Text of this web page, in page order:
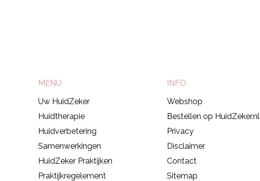
MENU
Uw HuidZeker
Huidtherapie
Huidverbetering
Samenwerkingen
HuidZeker Praktijken
Praktijkregelement
INFO
Webshop
Bestellen op HuidZeker.nl
Privacy
Disclaimer
Contact
Sitemap